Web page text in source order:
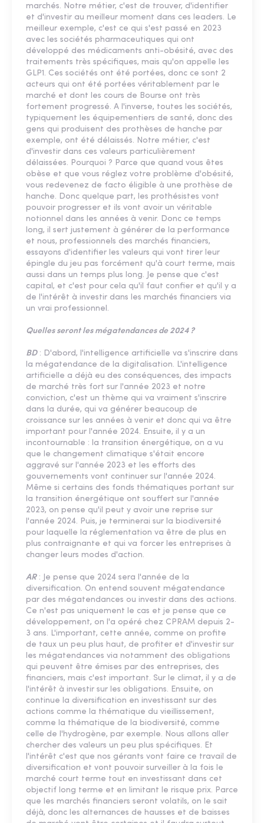
marchés. Notre métier, c'est de trouver, d'identifier
et d'investir au meilleur moment dans ces leaders. Le
meilleur exemple, c'est ce qui s'est passé en 2023
avec les sociétés pharmaceutiques qui ont
développé des médicaments anti-obésité, avec des
traitements très spécifiques, mais qu'on appelle les
GLP1. Ces sociétés ont été portées, donc ce sont 2
acteurs qui ont été portées véritablement par le
marché et dont les cours de Bourse ont très
fortement progressé. A l'inverse, toutes les sociétés,
typiquement les équipementiers de santé, donc des
gens qui produisent des prothèses de hanche par
exemple, ont été délaissés. Notre métier, c'est
d'investir dans ces valeurs particulièrement
délaissées. Pourquoi ? Parce que quand vous êtes
obèse et que vous réglez votre problème d'obésité,
vous redevenez de facto éligible à une prothèse de
hanche. Donc quelque part, les prothésistes vont
pouvoir progresser et ils vont avoir un véritable
notionnel dans les années à venir. Donc ce temps
long, il sert justement à générer de la performance
et nous, professionnels des marchés financiers,
essayons d'identifier les valeurs qui vont tirer leur
épingle du jeu pas forcément qu'à court terme, mais
aussi dans un temps plus long. Je pense que c'est
capital, et c'est pour cela qu'il faut confier et qu'il y a
de l'intérêt à investir dans les marchés financiers via
un vrai professionnel.
Quelles seront les mégatendances de 2024 ?
BD: D'abord, l'intelligence artificielle va s'inscrire dans
la mégatendance de la digitalisation. L'intelligence
artificielle a déjà eu des conséquences, des impacts
de marché très fort sur l'année 2023 et notre
conviction, c'est un thème qui va vraiment s'inscrire
dans la durée, qui va générer beaucoup de
croissance sur les années à venir et donc qui va être
important pour l'année 2024. Ensuite, il y a un
incontournable : la transition énergétique, on a vu
que le changement climatique s'était encore
aggravé sur l'année 2023 et les efforts des
gouvernements vont continuer sur l'année 2024.
Même si certains des fonds thématiques portant sur
la transition énergétique ont souffert sur l'année
2023, on pense qu'il peut y avoir une reprise sur
l'année 2024. Puis, je terminerai sur la biodiversité
pour laquelle la réglementation va être de plus en
plus contraignante et qui va forcer les entreprises à
changer leurs modes d'action.
AR: Je pense que 2024 sera l'année de la
diversification. On entend souvent mégatendance
par des mégatendances ou investir dans des actions.
Ce n'est pas uniquement le cas et je pense que ce
développement, on l'a opéré chez CPRAM depuis 2-
3 ans. L'important, cette année, comme on profite
de taux un peu plus haut, de profiter et d'investir sur
les mégatendances via notamment des obligations
qui peuvent être émises par des entreprises, des
financiers, mais c'est important. Sur le climat, il y a de
l'intérêt à investir sur les obligations. Ensuite, on
continue la diversification en investissant sur des
actions comme la thématique du vieillissement,
comme la thématique de la biodiversité, comme
celle de l'hydrogène, par exemple. Nous allons aller
chercher des valeurs un peu plus spécifiques. Et
l'intérêt c'est que nos gérants vont faire ce travail de
diversification et vont pouvoir surveiller à la fois le
marché court terme tout en investissant dans cet
objectif long terme et en limitant le risque prix. Parce
que les marchés financiers seront volatils, on le sait
déjà, donc les alternances de hausses et de baisses